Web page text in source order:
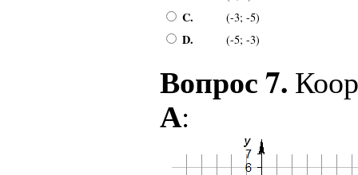
C. (-3; -5)
D. (-5; -3)
Вопрос 7.
А: